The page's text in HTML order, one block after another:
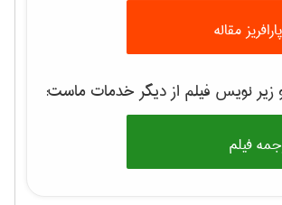
مقاله
زیر نویس فیلم از دیگر خدمات ماست:
فیلم